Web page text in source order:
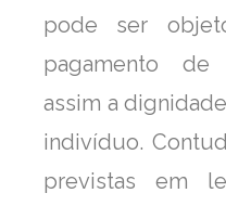
pode ser
pagamento de
assim a
indivíduo.
previstas em